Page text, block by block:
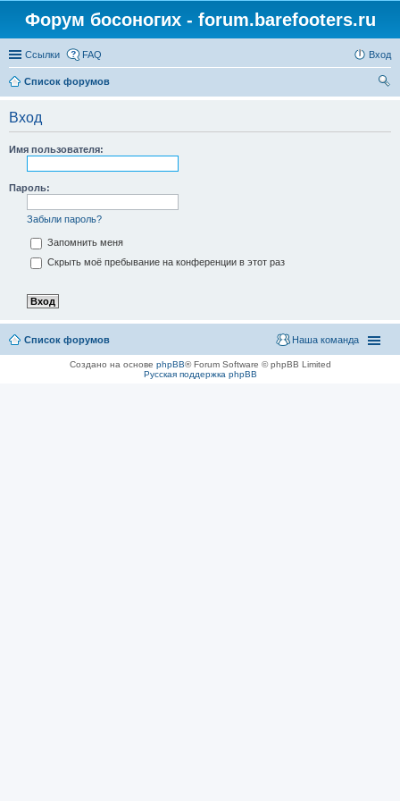
Форум босоногих - forum.barefooters.ru
Ссылки FAQ Вход
Список форумов
Вход
Имя пользователя:
Пароль:
Забыли пароль?
Запомнить меня
Скрыть моё пребывание на конференции в этот раз
Список форумов Наша команда
Создано на основе phpBB® Forum Software © phpBB Limited
Русская поддержка phpBB